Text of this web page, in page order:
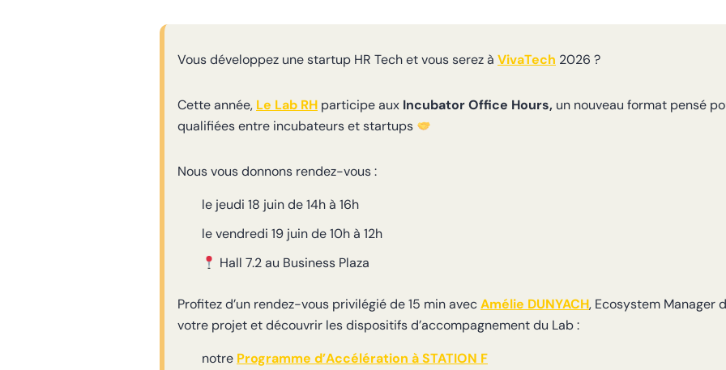
Vous développez une startup HR Tech et vous serez à VivaTech 2026 ?
Cette année, Le Lab RH participe aux Incubator Office Hours, un nouveau format pensé
qualifiées entre incubateurs et startups
Nous vous donnons rendez-vous :
le jeudi 18 juin de 14h à 16h
le vendredi 19 juin de 10h à 12h
Hall 7.2 au Business Plaza
Profitez d’un rendez-vous privilégié de 15 min avecAmélie DUNYACH, Ecosystem Manager
votre projet et découvrir les dispositifs d’accompagnement du Lab :
notre Programme d’Accélération àSTATION F